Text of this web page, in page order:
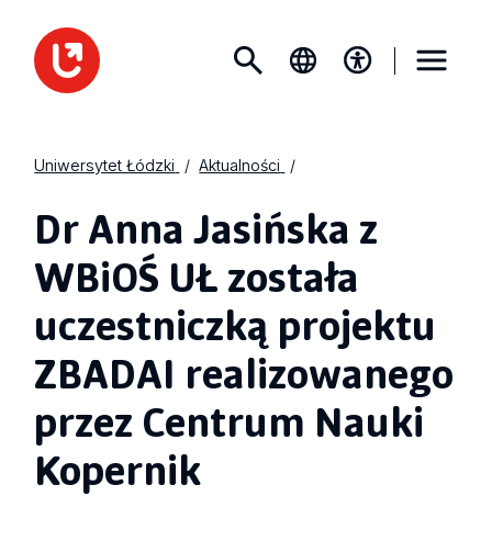
Uniwersytet Łódzki Aktualności
Dr Anna Jasińska z
WBiOŚ UŁ została
uczestniczką projektu
ZBADAI realizowanego
przez Centrum Nauki
Kopernik